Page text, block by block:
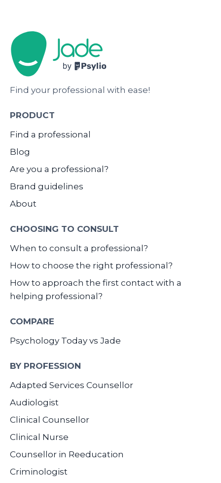
Find your professional with ease!
PRODUCT
Find a professional
Blog
Are you a professional?
Brand guidelines
About
CHOOSING TO CONSULT
When to consult a professional?
How to choose the right professional?
How to approach the first contact with a
helping professional?
COMPARE
Psychology Today vs Jade
BY PROFESSION
Adapted Services Counsellor
Audiologist
Clinical Counsellor
Clinical Nurse
Counsellor in Reeducation
Criminologist